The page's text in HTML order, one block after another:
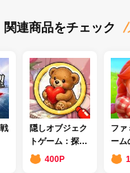
関連商品をチェック
隠しオブジェク
トゲーム：探し
てみよう
（Android）
400P
ファ
ーム
（